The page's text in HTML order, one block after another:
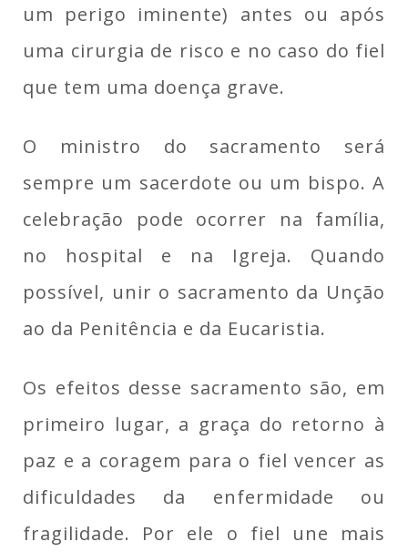
um perigo iminente) antes ou após
uma cirurgia de risco e no caso do fiel
que tem uma doença grave.
O ministro do sacramento será
sempre um sacerdote ou um bispo. A
celebração pode ocorrer na família,
no hospital e na Igreja. Quando
possível, unir o sacramento da Unção
ao da Penitência e da Eucaristia.
Os efeitos desse sacramento são, em
primeiro lugar, a graça do retorno à
paz e a coragem para o fiel vencer as
dificuldades da enfermidade ou
fragilidade. Por ele o fiel une mais